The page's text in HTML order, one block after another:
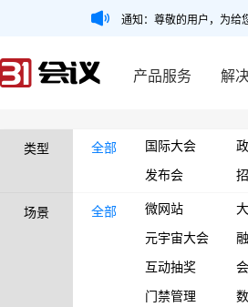
通知：尊敬的用户，为给
产品服务 解
类型 全部 国际大会
发布会
场景 全部 微网站
元宇宙大会
互动抽奖
门禁管理